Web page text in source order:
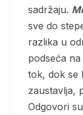
sadržaju.
sve do
razlika u
podseća
tok, dok se
zaustavlja,
Odgovori